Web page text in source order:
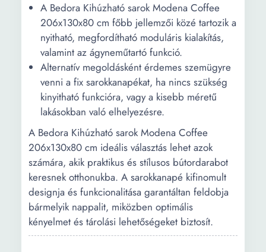
A Bedora Kihúzható sarok Modena Coffee
206x130x80 cm főbb jellemzői közé tartozik a
nyitható, megfordítható moduláris kialakítás,
valamint az ágyneműtartó funkció.
Alternatív megoldásként érdemes szemügyre
venni a fix sarokkanapékat, ha nincs szükség
kinyitható funkcióra, vagy a kisebb méretű
lakásokban való elhelyezésre.
A Bedora Kihúzható sarok Modena Coffee
206x130x80 cm ideális választás lehet azok
számára, akik praktikus és stílusos bútordarabot
keresnek otthonukba. A sarokkanapé kifinomult
designja és funkcionalitása garantáltan feldobja
bármelyik nappalit, miközben optimális
kényelmet és tárolási lehetőségeket biztosít.